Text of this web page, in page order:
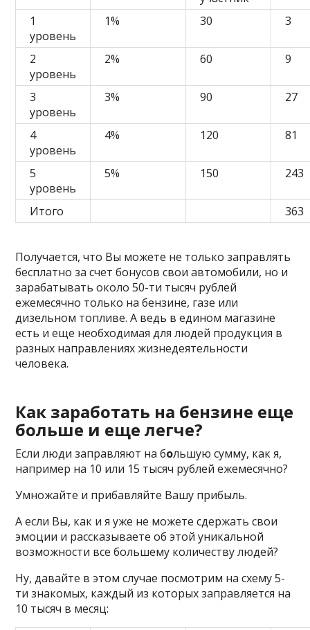
1
уровень
1% 30 3
2
уровень
2% 60 9
3
уровень
3% 90 27
4
уровень
4% 120 81
5
уровень
5% 150 243
Итого 363
Получается, что Вы можете не только заправлять
бесплатно за счет бонусов свои автомобили, но и
зарабатывать около 50-ти тысяч рублей
ежемесячно только на бензине, газе или
дизельном топливе. А ведь в едином магазине
есть и еще необходимая для людей продукция в
разных направлениях жизнедеятельности
человека.
Как заработать на бензине еще
больше и еще легче?
Если люди заправляют на большую сумму, как я,
например на 10 или 15 тысяч рублей ежемесячно?
Умножайте и прибавляйте Вашу прибыль.
А если Вы, как и я уже не можете сдержать свои
эмоции и рассказываете об этой уникальной
возможности все большему количеству людей?
Ну, давайте в этом случае посмотрим на схему 5-
ти знакомых, каждый из которых заправляется на
10 тысяч в месяц: